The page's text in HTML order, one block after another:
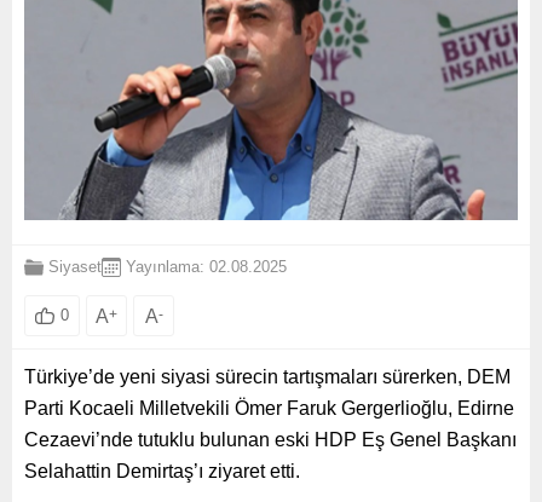
Siyaset Yayınlama: 02.08.2025
0 A+ A-
Türkiye’de yeni siyasi sürecin tartışmaları sürerken, DEM
Parti Kocaeli Milletvekili Ömer Faruk Gergerlioğlu, Edirne
Cezaevi’nde tutuklu bulunan eski HDP Eş Genel Başkanı
Selahattin Demirtaş’ı ziyaret etti.